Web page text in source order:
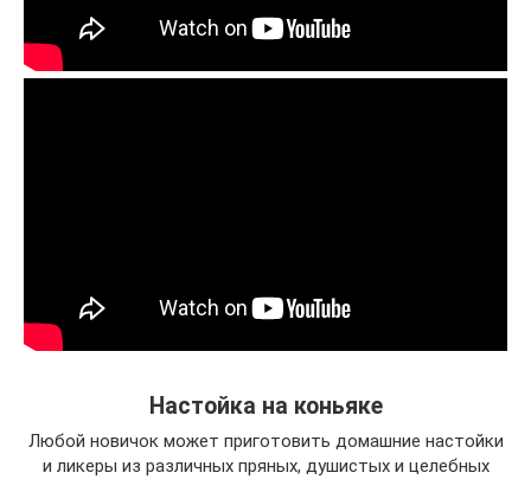
Настойка на коньяке
Любой новичок может приготовить домашние настойки
и ликеры из различных пряных, душистых и целебных